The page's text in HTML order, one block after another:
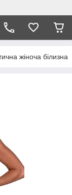
жіноча білизна